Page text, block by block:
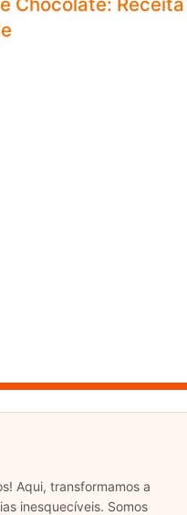
Aqui, transformamos a
inesquecíveis. Somos